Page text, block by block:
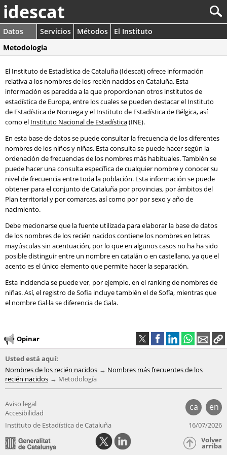
idescat
Datos Servicios Métodos
El Instituto
Metodología
El Instituto de Estadística de Cataluña (Idescat) ofrece información
relativa a los nombres de los recién nacidos en Cataluña. Esta
información es parecida a la que proporcionan otros institutos de
estadística de Europa, entre los cuales se pueden destacar el Instituto
de Estadística de Noruega y el Instituto de Estadística de Bélgica, así
como el Instituto Nacional de Estadística(INE).
En esta base de datos se puede consultar la frecuencia de los diferentes
nombres de los niños y niñas. Esta consulta se puede hacer según la
ordenación de frecuencias de los nombres más habituales. También se
puede hacer una consulta específica de cualquier nombre y conocer su
nivel de frecuencia entre toda la población. Esta información se puede
obtener para el conjunto de Cataluña por provincias, por ámbitos del
Plan territorial y por comarcas, así como por por sexo y año de
nacimiento.
Debe mecionarse que la fuente utilizada para elaborar la base de datos
de los nombres de los recién nacidos contiene los nombres en letras
mayúsculas sin acentuación, por lo que en algunos casos no ha ha sido
posible distinguir entre un nombre en catalán o en castellano, ya que el
acento es el único elemento que permite hacer la separación.
Esta incidencia se puede ver, por ejemplo, en el ranking de nombres de
niñas. Así, el registro de Sofia incluye también el de Sofía, mientras que
el nombre Gal·la se diferencia de Gala.
Opinar
Usted está aquí:
Nombres de los recién nacidos
Nombres más frecuentes de los
recién nacidos
Metodología
ca en
Aviso legal
Accesibilidad
Instituto de Estadística de Cataluña
16/07/2026
Volver
arriba